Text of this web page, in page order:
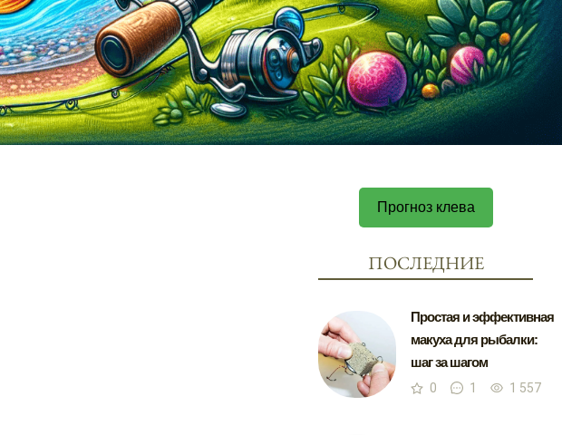
Прогноз клева
ПОСЛЕДНИЕ
Простая и эффективная
макуха для рыбалки:
шаг за шагом
0 1 1 557